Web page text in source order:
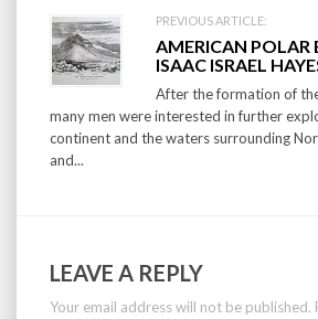
PREVIOUS ARTICLE:
AMERICAN POLAR
ISAAC ISRAEL
After the formation of
many men were interested in further
continent and the waters surrounding
and...
LEAVE A REPLY
Your email address will not be published.